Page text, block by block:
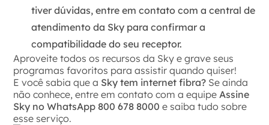
tiver dúvidas, entre em contato com a central de
atendimento da Sky para confirmar a
compatibilidade do seu receptor.
Aproveite todos os recursos da Sky e grave seus
programas favoritos para assistir quando quiser!
E você sabia que a Sky tem internet fibra? Se ainda
não conhece, entre em contato com a equipe Assine
Sky no WhatsApp 800 678 8000e saiba tudo sobre
esse serviço.